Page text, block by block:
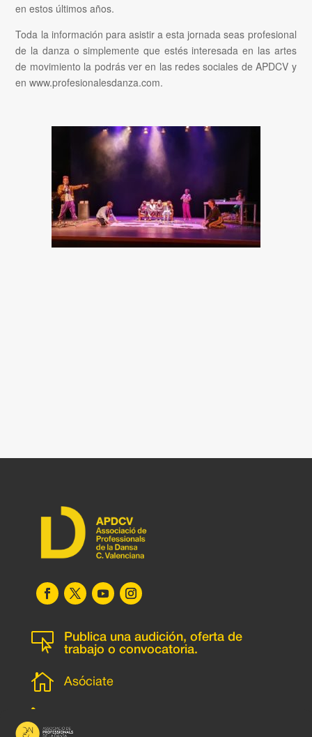
en estos últimos años.
Toda la información para asistir a esta jornada seas profesional
de la danza o simplemente que estés interesada en las artes
de movimiento la podrás ver en las redes sociales de APDCV y
en www.profesionalesdanza.com.

Publica una audición, oferta de
trabajo o convocatoria.
 Asóciate
l